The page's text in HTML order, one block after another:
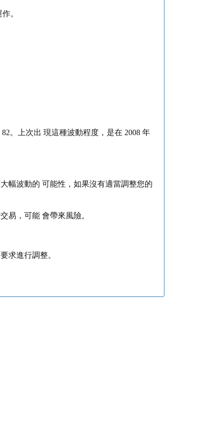
。
。上次出 現這種波動程度，是在 2008 年
幅波動的 可能性，如果沒有適當調整您的
易，可能 會帶來風險。
求進行調整。